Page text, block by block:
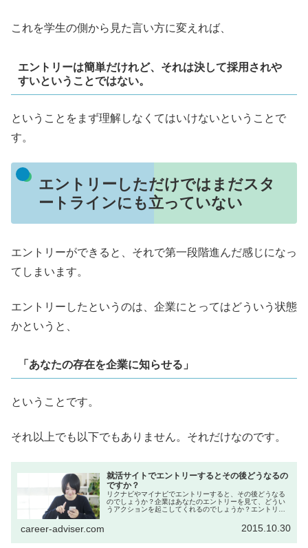
これを学生の側から見た言い方に変えれば、
エントリーは簡単だけれど、それは決して採用されや
すいということではない。
ということをまず理解しなくてはいけないということで
す。
エントリーしただけではまだスタ
ートラインにも立っていない
エントリーができると、それで第一段階進んだ感じになっ
てしまいます。
エントリーしたというのは、企業にとってはどういう状態
かというと、
「あなたの存在を企業に知らせる」
ということです。
それ以上でも以下でもありません。それだけなのです。
就活サイトでエントリーするとその後どうなるの
ですか？
リクナビやマイナビでエントリーすると、その後どうなる
のでしょうか？企業はあなたのエントリーを見て、どうい
うアクションを起こしてくれるのでしょうか？エントリー
career-adviser.com 2015.10.30